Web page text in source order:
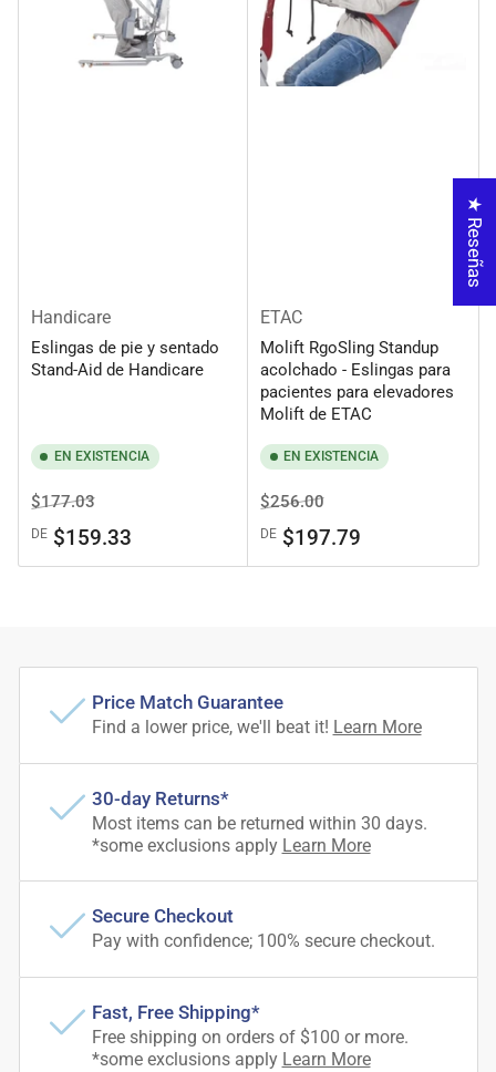
Handicare
Eslingas de pie y sentado
Stand-Aid de Handicare
EN EXISTENCIA
Precio
regular
$177.03Precio
de
DE$159.33
ETAC
Molift RgoSling Standup
acolchado - Eslingas para
pacientes para elevadores
Molift de ETAC
EN EXISTENCIA
Precio
regular
$256.00Precio
de
DE $197.79
Price Match Guarantee
Find a lower price, we'll beat it! Learn More
30-day Returns*
Most items can be returned within 30 days.
*some exclusions apply Learn More
Secure Checkout
Pay with confidence; 100% secure checkout.
Fast, Free Shipping*
Free shipping on orders of $100 or more.
*some exclusions apply Learn More
★ Reseñas